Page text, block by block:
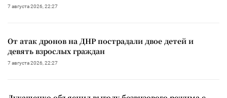
7 августа 2026, 22:27
От атак дронов на ДНР пострадали двое детей и
девять взрослых граждан
7 августа 2026, 22:27